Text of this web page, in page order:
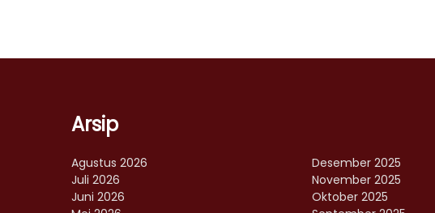
Arsip
Agustus 2026
Juli 2026
Juni 2026
Desember 2025
November 2025
Oktober 2025